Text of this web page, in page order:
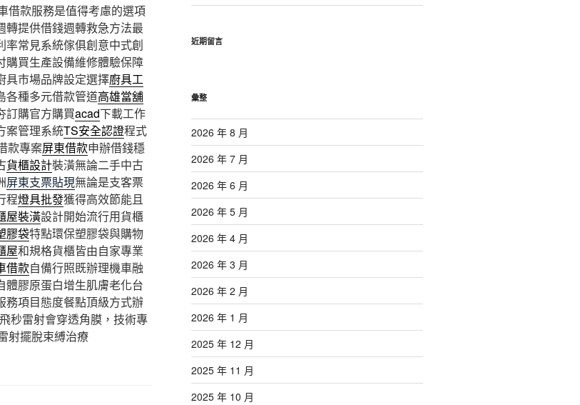
借款服務是值得考慮的選項
轉提供借錢週轉救急方法最
率常見系統傢俱創意中式創
購買生產設備維修體驗保障
具市場品牌設定選擇廚具工
各種多元借款管道高雄當舖
訂購官方購買acad下載工作
案管理系統TS安全認證程式
款專案屏東借款申辦借錢穩
貨櫃設計裝潢無論二手中古
屏東支票貼現無論是支客票
程燈具批發獲得高效節能且
屋裝潢設計開始流行用貨櫃
膠袋特點環保塑膠袋與購物
屋和規格貨櫃皆由自家專業
借款自備行照既辦理機車融
體膠原蛋白增生肌膚老化台
務項目態度餐點頂級方式辦
秒雷射會穿透角膜，技術專
射擺脫束縛治療
近期留言
彙整
2026 年 8 月
2026 年 7 月
2026 年 6 月
2026 年 5 月
2026 年 4 月
2026 年 3 月
2026 年 2 月
2026 年 1 月
2025 年 12 月
2025 年 11 月
2025 年 10 月